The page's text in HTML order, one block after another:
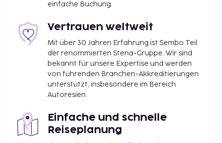
einfache Buchung.
Vertrauen weltweit
Mit über 30 Jahren Erfahrung ist Sembo Teil
der renommierten Stena-Gruppe. Wir sind
bekannt für unsere Expertise und werden
von führenden Branchen-Akkreditierungen
unterstützt, insbesondere im Bereich
Autoresien.
Einfache und schnelle
Reiseplanung